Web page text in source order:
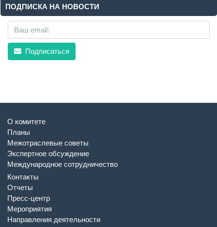
ПОДПИСКА НА НОВОСТИ
Подписаться
О комитете
Планы
Межотраслевые советы
Экспертное обсуждение
Международное сотрудничество
Контакты
Отчеты
Пресс-центр
Мероприятия
Направления деятельности